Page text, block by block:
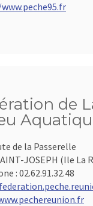
de
de la Passerelle
JOSEPH (Ile La
: 02.62.91.32.48